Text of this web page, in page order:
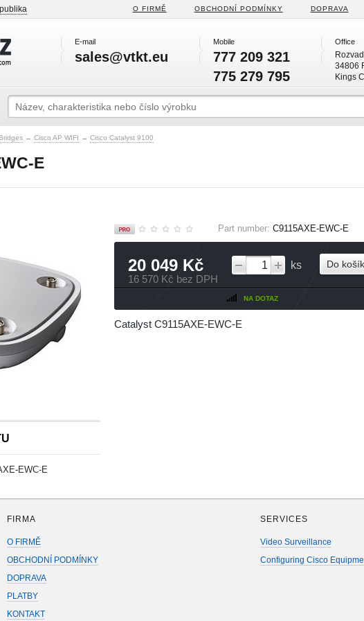
O FIRMĚ OBCHODNÍ PODMÍNKY DOPRAVA
E-mail
sales@vtkt.eu
Mobile
777 209 321
775 279 795
Office
34806
Kings
→ Cisco AP WIFI → Cisco Catalyst 9100
E
EWC-E
Part number: C9115AXE-EWC-E
20 049 Kč
16 570 Kč bez DPH
ks
NA DOTAZ
Do
Catalyst C9115AXE-EWC-E
FIRMA
O FIRMĚ
OBCHODNÍ PODMÍNKY
DOPRAVA
PLATBY
KONTAKT
SERVICES
Video Surveillance
Configuring Cisco